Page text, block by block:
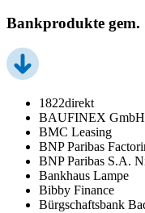
Bankprodukte gem.
1822direkt
BAUFINEX GmbH
BMC Leasing
BNP Paribas
BNP Paribas S.A.
Bankhaus Lampe
Bibby Finance
Bürgschaftsbank